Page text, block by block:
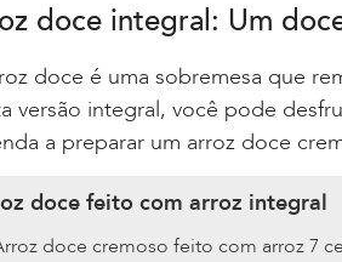
doce integral: Um
doce é uma sobremesa que
versão integral, você pode
a preparar um arroz doce
doce feito com arroz integral
doce cremoso feito com arroz 7